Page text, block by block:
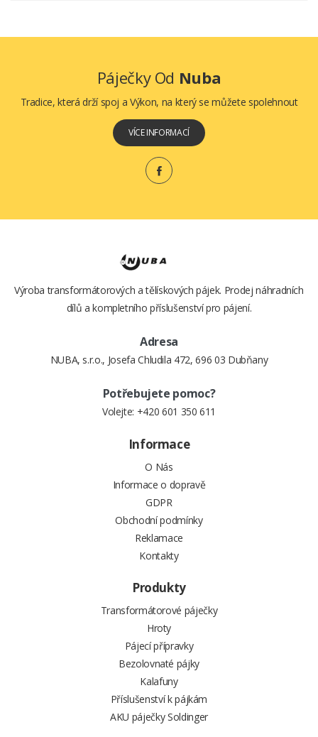
Páječky Od Nuba
Tradice, která drží spoj a Výkon, na který se můžete spolehnout
VÍCE INFORMACÍ
Výroba transformátorových a tělískových pájek. Prodej náhradních
dílů a kompletního příslušenství pro pájení.
Adresa
NUBA, s.r.o., Josefa Chludila 472, 696 03 Dubňany
Potřebujete pomoc?
Volejte: +420 601 350 611
Informace
O Nás
Informace o dopravě
GDPR
Obchodní podmínky
Reklamace
Kontakty
Produkty
Transformátorové páječky
Hroty
Pájecí přípravky
Bezolovnaté pájky
Kalafuny
Příslušenství k pájkám
AKU páječky Soldinger